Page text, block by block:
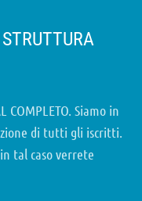
COMPLETO. Siamo in
di tutti gli iscritti.
tal caso verrete